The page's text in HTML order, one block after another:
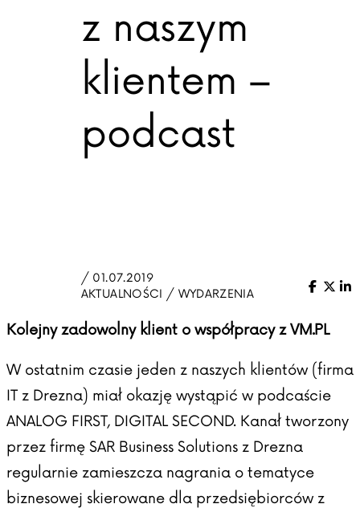
z naszym
klientem –
podcast
/ 01.07.2019
AKTUALNOŚCI / WYDARZENIA
X
Kolejny zadowolny klient o współpracy z VM.PL
W ostatnim czasie jeden z naszych klientów (firma
IT z Drezna) miał okazję wystąpić w podcaście
ANALOG FIRST, DIGITAL SECOND. Kanał tworzony
przez firmę SAR Business Solutions z Drezna
regularnie zamieszcza nagrania o tematyce
biznesowej skierowane dla przedsiębiorców z